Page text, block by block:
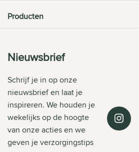
Producten
Nieuwsbrief
Schrijf je in op onze
nieuwsbrief en laat je
inspireren. We houden je
wekelijks op de hoogte
van onze acties en we
geven je verzorgingstips